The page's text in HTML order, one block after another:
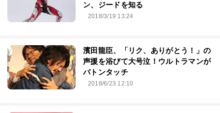
ン、ジードを知る
2018/3/19 13:24
濱田龍臣、「リク、ありがとう！」の
声援を浴びて大号泣！ウルトラマンが
バトンタッチ
2018/6/23 12:10